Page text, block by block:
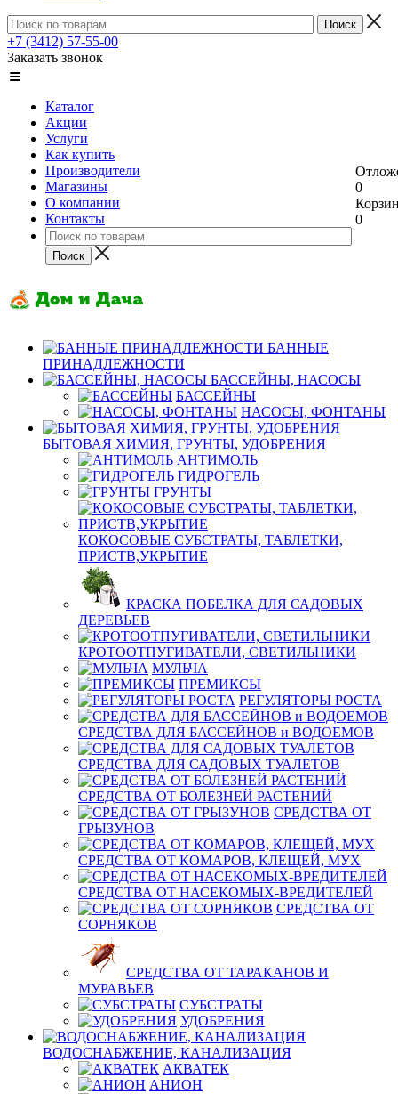
+7 (3412) 57-55-00
Заказать звонок
Каталог
Акции
Услуги
Как купить
Производители
Магазины
О компании
Контакты
0
0
БАННЫЕ
ПРИНАДЛЕЖНОСТИ
БАССЕЙНЫ, НАСОСЫ
БАССЕЙНЫ
НАСОСЫ, ФОНТАНЫ
БЫТОВАЯ ХИМИЯ, ГРУНТЫ, УДОБРЕНИЯ
АНТИМОЛЬ
ГИДРОГЕЛЬ
ГРУНТЫ
КОКОСОВЫЕ СУБСТРАТЫ, ТАБЛЕТКИ,
ПРИСТВ,УКРЫТИЕ
КРАСКА ПОБЕЛКА ДЛЯ САДОВЫХ
ДЕРЕВЬЕВ
КРОТООТПУГИВАТЕЛИ, СВЕТИЛЬНИКИ
МУЛЬЧА
ПРЕМИКСЫ
РЕГУЛЯТОРЫ РОСТА
СРЕДСТВА ДЛЯ БАССЕЙНОВ и ВОДОЕМОВ
СРЕДСТВА ДЛЯ САДОВЫХ ТУАЛЕТОВ
СРЕДСТВА ОТ БОЛЕЗНЕЙ РАСТЕНИЙ
СРЕДСТВА ОТ
ГРЫЗУНОВ
СРЕДСТВА ОТ КОМАРОВ, КЛЕЩЕЙ, МУХ
СРЕДСТВА ОТ НАСЕКОМЫХ-ВРЕДИТЕЛЕЙ
СРЕДСТВА ОТ
СОРНЯКОВ
СРЕДСТВА ОТ ТАРАКАНОВ И
МУРАВЬЕВ
СУБСТРАТЫ
УДОБРЕНИЯ
ВОДОСНАБЖЕНИЕ, КАНАЛИЗАЦИЯ
АКВАТЕК
АНИОН